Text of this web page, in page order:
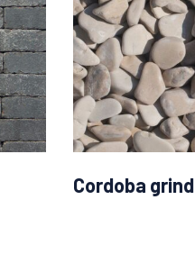
Cordoba grind